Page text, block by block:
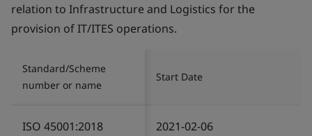
relation to Infrastructure and Logistics for the
provision of IT/ITES operations.
Standard/Scheme
number or name
Start Date
ISO 45001:2018 2021-02-06